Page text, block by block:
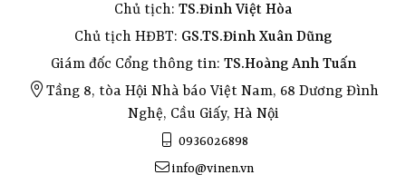
Chủ tịch: TS.Đinh Việt Hòa
Chủ tịch HĐBT: GS.TS.Đinh Xuân Dũng
Giám đốc Cổng thông tin: TS.Hoàng Anh Tuấn
Tầng 8, tòa Hội Nhà báo Việt Nam, 68 Dương Đình
Nghệ, Cầu Giấy, Hà Nội
0936026898
info@vinen.vn